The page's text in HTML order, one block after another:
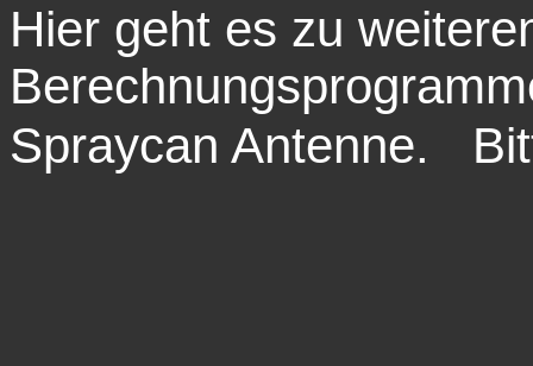
Hier geht es zu
Spraycan Antenne.